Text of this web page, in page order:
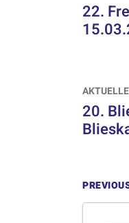
22.
20.